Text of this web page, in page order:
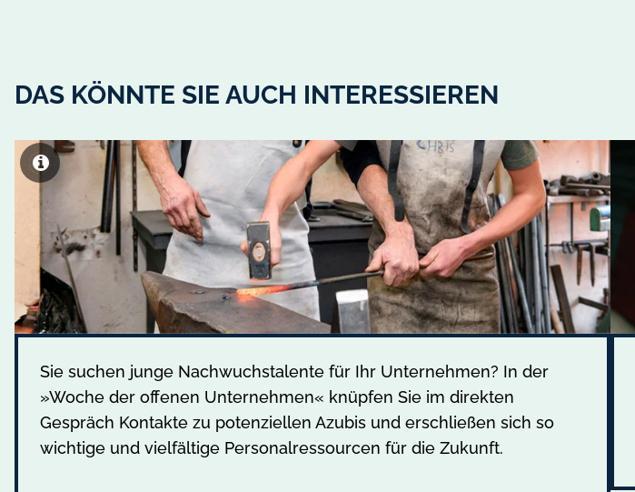
DAS KÖNNTE SIE AUCH INTERESSIEREN
Sie suchen junge Nachwuchstalente für Ihr Unternehmen? In der
»Woche der offenen Unternehmen« knüpfen Sie im direkten
Gespräch Kontakte zu potenziellen Azubis und erschließen sich so
wichtige und vielfältige Personalressourcen für die Zukunft.